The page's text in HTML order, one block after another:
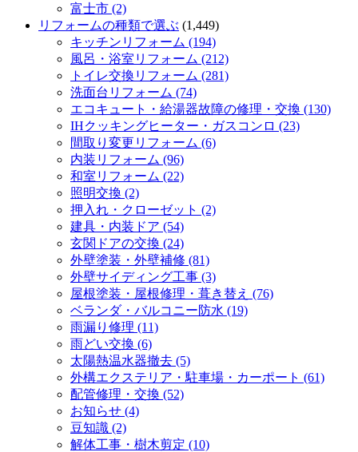
富士市 (2)
リフォームの種類で選ぶ (1,449)
キッチンリフォーム (194)
風呂・浴室リフォーム (212)
トイレ交換リフォーム (281)
洗面台リフォーム (74)
エコキュート・給湯器故障の修理・交換 (130)
IHクッキングヒーター・ガスコンロ (23)
間取り変更リフォーム (6)
内装リフォーム (96)
和室リフォーム (22)
照明交換 (2)
押入れ・クローゼット (2)
建具・内装ドア (54)
玄関ドアの交換 (24)
外壁塗装・外壁補修 (81)
外壁サイディング工事 (3)
屋根塗装・屋根修理・葺き替え (76)
ベランダ・バルコニー防水 (19)
雨漏り修理 (11)
雨どい交換 (6)
太陽熱温水器撤去 (5)
外構エクステリア・駐車場・カーポート (61)
配管修理・交換 (52)
お知らせ (4)
豆知識 (2)
解体工事・樹木剪定 (10)